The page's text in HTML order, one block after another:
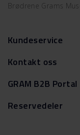
Brødrene Grams
Kundeservice
Kontakt oss
GRAM B2B Portal
Reservedeler